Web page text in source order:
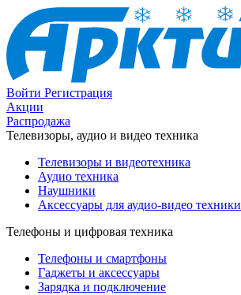
Войти Регистрация
Акции
Распродажа
Телевизоры, аудио и видео техника
Телевизоры и видеотехника
Аудио техника
Наушники
Аксессуары для аудио-видео техники
Телефоны и цифровая техника
Телефоны и смартфоны
Гаджеты и аксессуары
Зарядка и подключение